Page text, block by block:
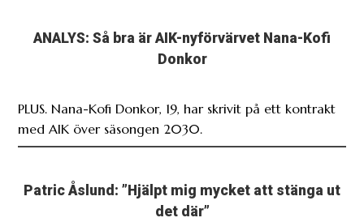
ANALYS: Så bra är AIK-nyförvärvet Nana-Kofi
Donkor
PLUS. Nana-Kofi Donkor, 19, har skrivit på ett kontrakt
med AIK över säsongen 2030.
Patric Åslund: ”Hjälpt mig mycket att stänga ut
det där”